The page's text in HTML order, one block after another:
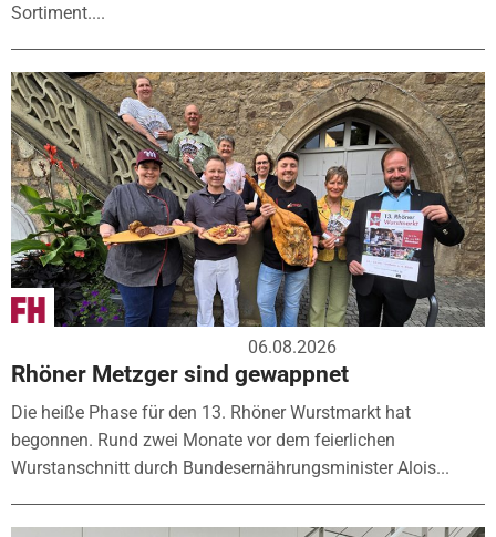
Sortiment....
06.08.2026
Rhöner Metzger sind gewappnet
Die heiße Phase für den 13. Rhöner Wurstmarkt hat
begonnen. Rund zwei Monate vor dem feierlichen
Wurstanschnitt durch Bundesernährungsminister Alois...